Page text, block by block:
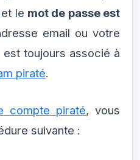
le mot de passe est
email ou votre
toujours associé à
piraté.
compte piraté, vous
suivante :